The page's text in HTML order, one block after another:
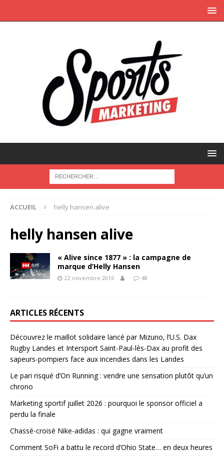
ACCUEIL helly hansen alive
helly hansen alive
« Alive since 1877 » : la campagne de
marque d’Helly Hansen
22 novembre 2016 48
ARTICLES RÉCENTS
Découvrez le maillot solidaire lancé par Mizuno, l’U.S. Dax
Rugby Landes et Intersport Saint-Paul-lès-Dax au profit des
sapeurs-pompiers face aux incendies dans les Landes
Le pari risqué d’On Running : vendre une sensation plutôt qu’un
chrono
Marketing sportif juillet 2026 : pourquoi le sponsor officiel a
perdu la finale
Chassé-croisé Nike-adidas : qui gagne vraiment
Comment SoFi a battu le record d’Ohio State… en deux heures